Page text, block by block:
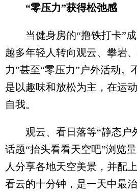
“零压力”获得松弛感
当健身房的“撸铁打卡”成
越多年轻人转向观云、攀岩
力”甚至“零压力”户外活动。
是以趣味和放松为主，在运
自我。
观云、看日落等“静态户外
话题“抬头看看天空吧”浏览
人分享各地天空美景，并配
看云的十分钟，是一天中最